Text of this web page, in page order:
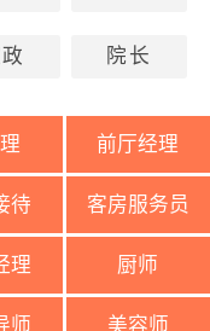
院长
前厅经理
待 客房服务员
理 厨师
师 美容师